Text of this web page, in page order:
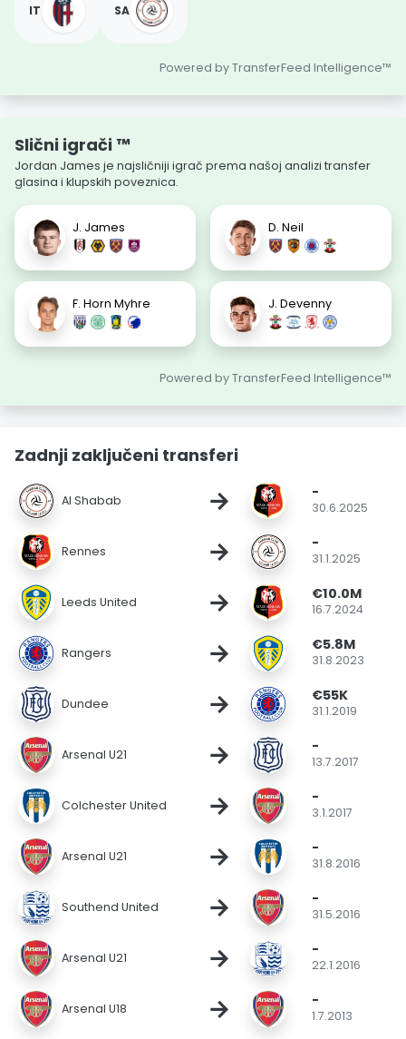
IT SA
Powered by TransferFeed Intelligence™
Slični igrači ™
Jordan James je najsličniji igrač prema našoj analizi transfer
glasina i klupskih poveznica.
J. James D. Neil
F. Horn Myhre J. Devenny
Powered by TransferFeed Intelligence™
Zadnji zaključeni transferi
Al Shabab → -
30.6.2025
Rennes → -
31.1.2025
Leeds United → €10.0M
16.7.2024
Rangers → €5.8M
31.8.2023
Dundee → €55K
31.1.2019
Arsenal U21 → -
13.7.2017
Colchester United → -
3.1.2017
Arsenal U21 → -
31.8.2016
Southend United → -
31.5.2016
Arsenal U21 → -
22.1.2016
Arsenal U18 → -
1.7.2013